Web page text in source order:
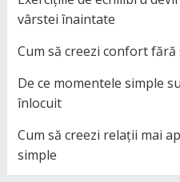
vârstei înaintate
Cum să creezi confort fără
De ce momentele simple
înlocuit
Cum să creezi relații mai
simple